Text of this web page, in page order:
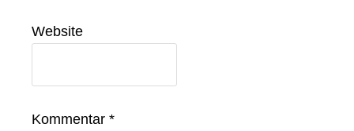
Website
Kommentar *